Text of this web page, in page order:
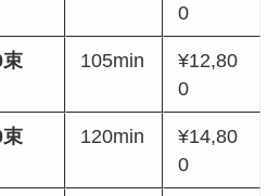
0
105min
¥12,80
0
120min
¥14,80
0